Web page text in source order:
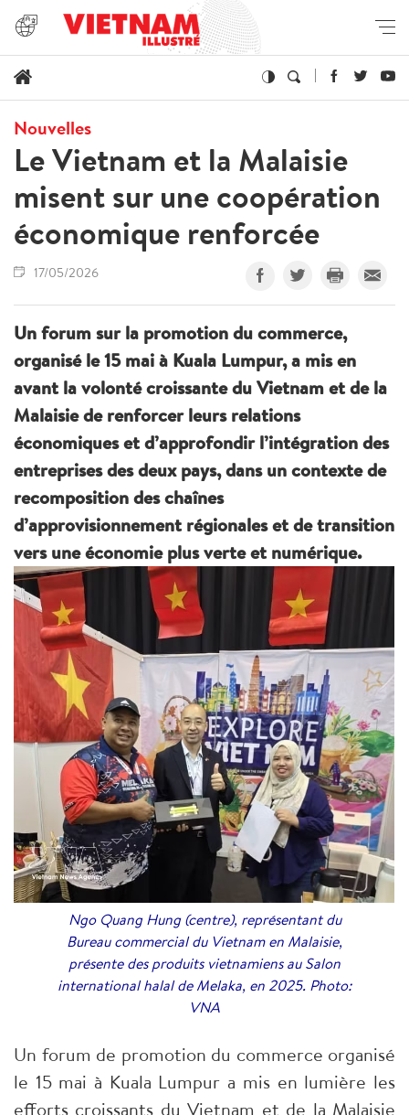
Nouvelles
Le Vietnam et la Malaisie
misent sur une coopération
économique renforcée
17/05/2026
Un forum sur la promotion du commerce,
organisé le 15 mai à Kuala Lumpur, a mis en
avant la volonté croissante du Vietnam et de la
Malaisie de renforcer leurs relations
économiques et d’approfondir l’intégration des
entreprises des deux pays, dans un contexte de
recomposition des chaînes
d’approvisionnement régionales et de transition
vers une économie plus verte et numérique.
Ngo Quang Hung (centre), représentant du
Bureau commercial du Vietnam en Malaisie,
présente des produits vietnamiens au Salon
international halal de Melaka, en 2025. Photo:
VNA
Un forum de promotion du commerce organisé
le 15 mai à Kuala Lumpur a mis en lumière les
efforts croissants du Vietnam et de la Malaisie